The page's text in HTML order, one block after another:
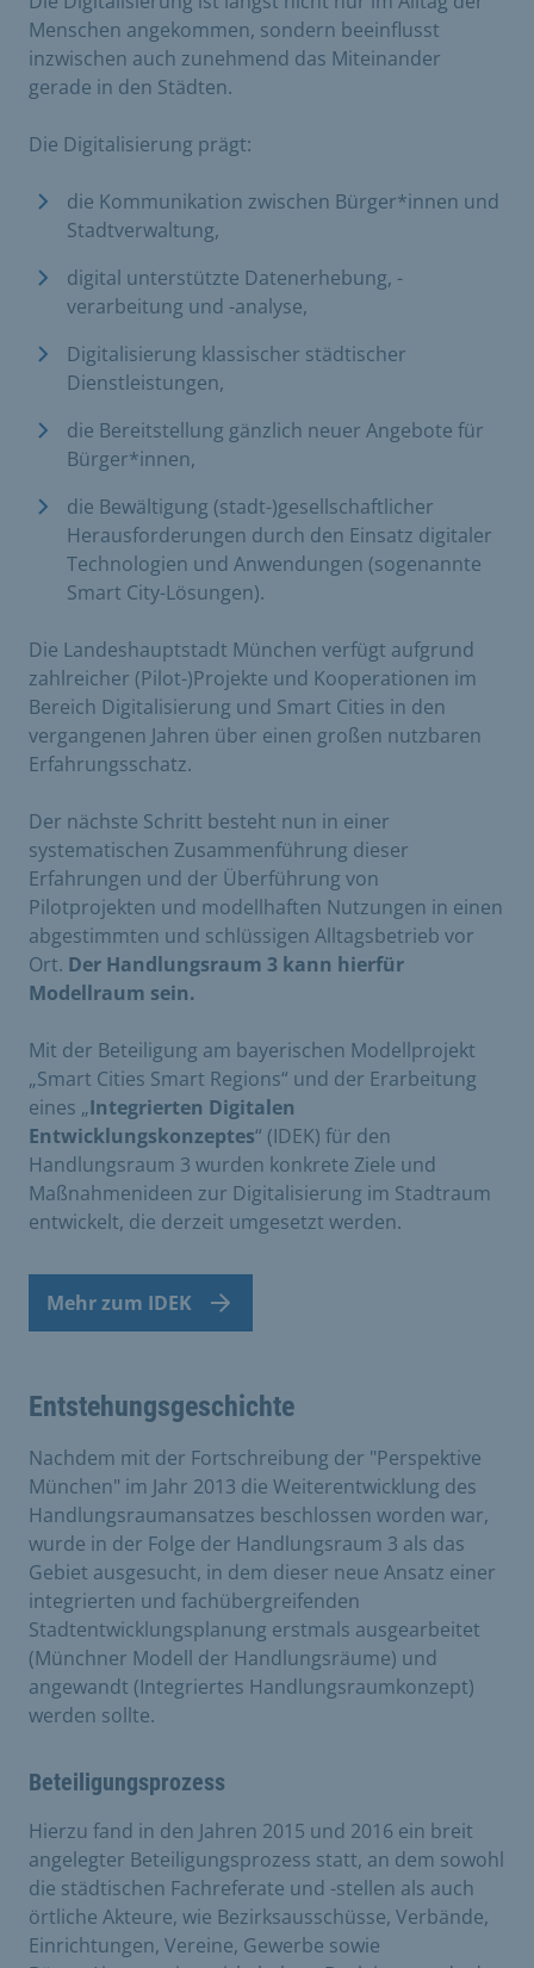
Menschen angekommen, sondern beeinflusst
inzwischen auch zunehmend das Miteinander
gerade in den Städten.
Die Digitalisierung prägt:
die Kommunikation zwischen Bürger*innen und
Stadtverwaltung,
digital unterstützte Datenerhebung, -
verarbeitung und -analyse,
Digitalisierung klassischer städtischer
Dienstleistungen,
die Bereitstellung gänzlich neuer Angebote für
Bürger*innen,
die Bewältigung (stadt-)gesellschaftlicher
Herausforderungen durch den Einsatz digitaler
Technologien und Anwendungen (sogenannte
Smart City-Lösungen).
Die Landeshauptstadt München verfügt aufgrund
zahlreicher (Pilot-)Projekte und Kooperationen im
Bereich Digitalisierung und Smart Cities in den
vergangenen Jahren über einen großen nutzbaren
Erfahrungsschatz.
Der nächste Schritt besteht nun in einer
systematischen Zusammenführung dieser
Erfahrungen und der Überführung von
Pilotprojekten und modellhaften Nutzungen in einen
abgestimmten und schlüssigen Alltagsbetrieb vor
Ort. Der Handlungsraum 3 kann hierfür
Modellraum sein.
Mit der Beteiligung am bayerischen Modellprojekt
„Smart Cities Smart Regions“ und der Erarbeitung
eines „Integrierten Digitalen
Entwicklungskonzeptes“ (IDEK) für den
Handlungsraum 3 wurden konkrete Ziele und
Maßnahmenideen zur Digitalisierung im Stadtraum
entwickelt, die derzeit umgesetzt werden.
Mehr zum IDEK
Entstehungsgeschichte
Nachdem mit der Fortschreibung der "Perspektive
München" im Jahr 2013 die Weiterentwicklung des
Handlungsraumansatzes beschlossen worden war,
wurde in der Folge der Handlungsraum 3 als das
Gebiet ausgesucht, in dem dieser neue Ansatz einer
integrierten und fachübergreifenden
Stadtentwicklungsplanung erstmals ausgearbeitet
(Münchner Modell der Handlungsräume) und
angewandt (Integriertes Handlungsraumkonzept)
werden sollte.
Beteiligungsprozess
Hierzu fand in den Jahren 2015 und 2016 ein breit
angelegter Beteiligungsprozess statt, an dem sowohl
die städtischen Fachreferate und -stellen als auch
örtliche Akteure, wie Bezirksausschüsse, Verbände,
Einrichtungen, Vereine, Gewerbe sowie